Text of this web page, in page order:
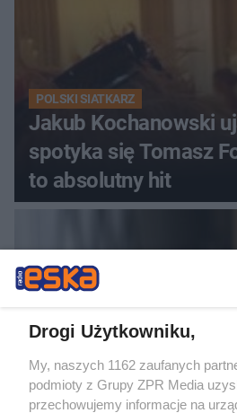
POLSKI SIATKARZ
Jakub Kochanowski
spotyka się Tomasz
to absolutny hit
PIŁKA NOŻNA
Drogi Użytkowniku,
My, naszych 1162 zaufanych
podmioty z Grupy ZPR Media
przechowujemy informacje na